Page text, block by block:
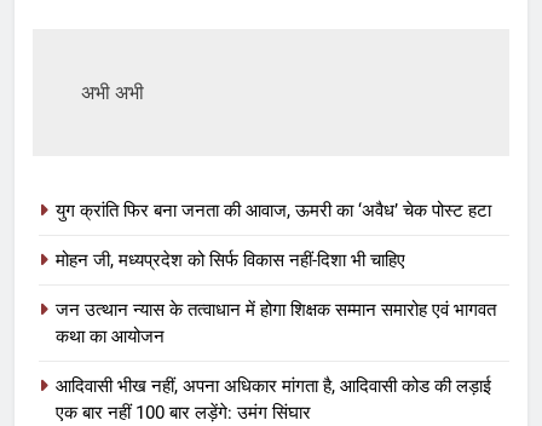
अभी अभी
युग क्रांति फिर बना जनता की आवाज, ऊमरी का ‘अवैध’ चेक पोस्ट हटा
मोहन जी, मध्यप्रदेश को सिर्फ विकास नहीं-दिशा भी चाहिए
जन उत्थान न्यास के तत्वाधान में होगा शिक्षक सम्मान समारोह एवं भागवत
कथा का आयोजन
आदिवासी भीख नहीं, अपना अधिकार मांगता है, आदिवासी कोड की लड़ाई
एक बार नहीं 100 बार लड़ेंगे: उमंग सिंघार